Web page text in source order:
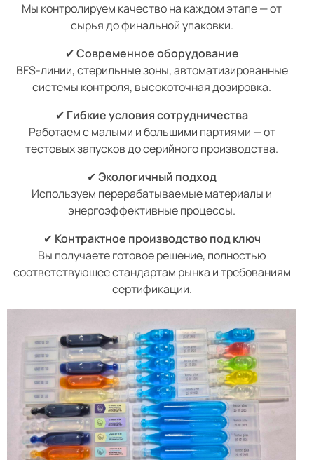
Мы контролируем качество на каждом этапе — от
сырья до финальной упаковки.
✔Современное оборудование
BFS-линии, стерильные зоны, автоматизированные
системы контроля, высокоточная дозировка.
✔ Гибкие условия сотрудничества
Работаем с малыми и большими партиями — от
тестовых запусков до серийного производства.
✔Экологичный подход
Используем перерабатываемые материалы и
энергоэффективные процессы.
✔ Контрактное производство под ключ
Вы получаете готовое решение, полностью
соответствующее стандартам рынка и требованиям
сертификации.